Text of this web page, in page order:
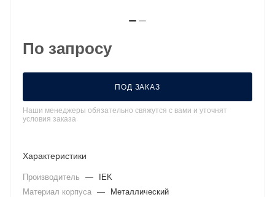
По запросу
ПОД ЗАКАЗ
Наши менеджеры обязательно свяжутся с вами и уточнят
условия заказа
Характеристики
Производитель —
IEK
Материал корпуса —
Металлический